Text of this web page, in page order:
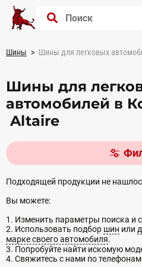
Шины Шины для легковых
Шины для
автомобилей в
Altaire
Подходящей продукции не
Вы можете:
1. Изменить параметры поиска и
2. Использовать подбор шин или
марке своего автомобиля.
3. Попробуйте найти искомую
4. Свяжитесь с нами по телефонам